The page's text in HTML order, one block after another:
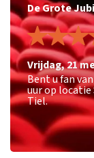
De Grote
vrijdag,21
Bent u fan
uur op
Tiel.